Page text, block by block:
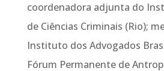
coordenadora adjunta do
de Ciências Criminais (Rio);
Instituto dos Advogados
Fórum Permanente de